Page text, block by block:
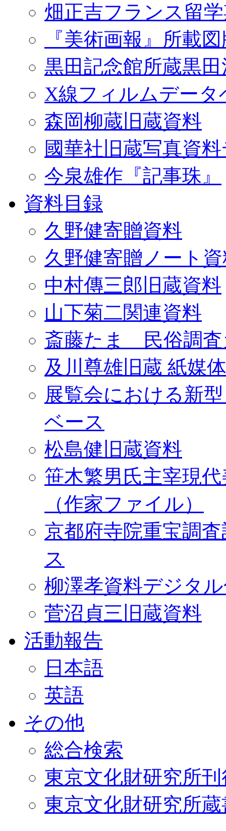
畑正吉フランス留
『美術画報』所載
黒田記念館所蔵黒
X線フィルムデータ
森岡柳蔵旧蔵資料
國華社旧蔵写真資
今泉雄作『記事珠』
資料目録
久野健寄贈資料
久野健寄贈ノート
中村傳三郎旧蔵資料
山下菊二関連資料
斎藤たま 民俗調査
及川尊雄旧蔵 紙媒
展覧会における新
ベース
松島健旧蔵資料
笹木繁男氏主宰現
（作家ファイル）
京都府寺院重宝調
ス
柳澤孝資料デジタ
菅沼貞三旧蔵資料
活動報告
日本語
英語
その他
総合検索
東京文化財研究所
東京文化財研究所